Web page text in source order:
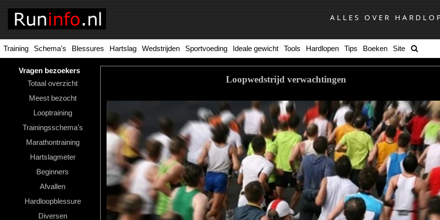
ALLES OVER
Training Schema's Blessures Hartslag Wedstrijden Sportvoeding Ideale gewicht Tools Hardlopen Tips Boeken Site
Vragen bezoekers
Totaal overzicht
Meest bezocht
Looptraining
Trainingsschema's
Marathontraining
Hartslagmeter
Beginners
Afvallen
Hardloopblessure
Diversen
Homepage
Tools
Hardloopschema's
Hardloopblessures
Wedstrijden
Sportvoeding
Loopwedstrijd verwachtingen